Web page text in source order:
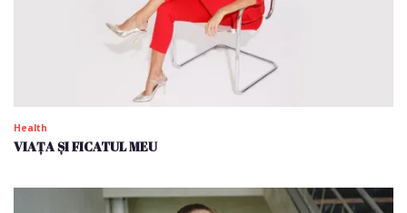
Health
VIAȚA ȘI FICATUL MEU